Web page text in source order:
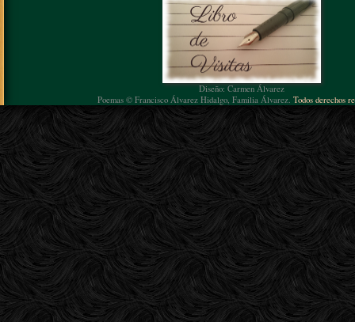
Diseño: Carmen Álvarez
Poemas © Francisco Álvarez Hidalgo, Familia Álvarez. Todos derechos